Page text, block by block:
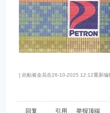
[ 此帖被金花在26-10-2025 12:12重新编
回复 引用 举报顶端